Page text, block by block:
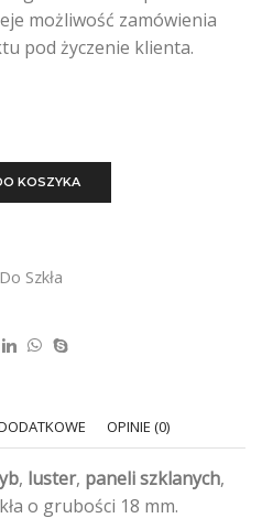
możliwość zamówienia
pod życzenie klienta.
KOSZYKA
Szkła
OPINIE (0)
, luster, paneli szklanych,
o grubości 18 mm.